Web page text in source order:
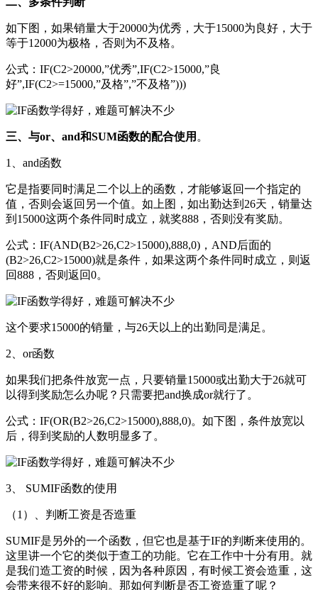
如下图，如果销量大于20000为优秀，大于15000为良好，大于
等于12000为极格，否则为不及格。
公式：IF(C2>20000,”优秀”,IF(C2>15000,”良
好”,IF(C2>=15000,”及格”,”不及格”)))
三、与or、and和SUM函数的配合使用 。
1、and函数
它是指要同时满足二个以上的函数，才能够返回一个指定的
值，否则会返回另一个值。如上图，如出勤达到26天，销量达
到15000这两个条件同时成立，就奖888，否则没有奖励。
公式：IF(AND(B2>26,C2>15000),888,0)，AND后面的
(B2>26,C2>15000)就是条件，如果这两个条件同时成立，则返
回888，否则返回0。
这个要求15000的销量，与26天以上的出勤同是满足。
2、or函数
如果我们把条件放宽一点，只要销量15000或出勤大于26就可
以得到奖励怎么办呢？只需要把and换成or就行了。
公式：IF(OR(B2>26,C2>15000),888,0)。如下图，条件放宽以
后，得到奖励的人数明显多了。
3、 SUMIF函数的使用
（1）、判断工资是否造重
SUMIF是另外的一个函数，但它也是基于IF的判断来使用的。
这里讲一个它的类似于查工的功能。它在工作中十分有用。就
是我们造工资的时候，因为各种原因，有时候工资会造重，这
会带来很不好的影响。那如何判断是否工资造重了呢？